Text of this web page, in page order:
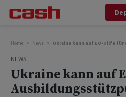
Home News Ukraine kann auf EU-Hilfe für
NEWS
Ukraine kann auf